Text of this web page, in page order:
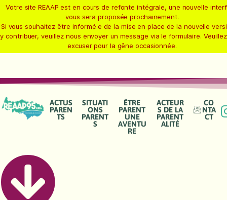
Votre site REAAP est en cours de refonte intégrale, une nouvelle
vous sera proposée prochainement.
Si vous souhaitez être informé.e de la mise en place de la nouvelle
y contribuer, veuillez nous envoyer un message via le formulaire.
excuser pour la gêne occasionnée.
ACTUS
PAREN
TS
SITUATI
ONS
PARENT
S
ÊTRE
PARENT
UNE
AVENTU
RE
ACTEUR
S DE LA
PARENT
ALITÉ
CO
NTA
CT